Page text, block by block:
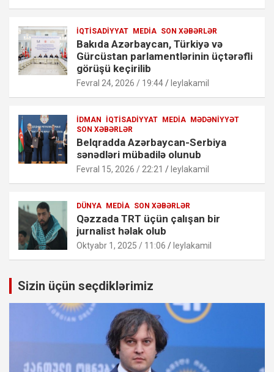
İQTISADIYYAT MEDIA SON XƏBƏRLƏR
Bakıda Azərbaycan, Türkiyə və
Gürcüstan parlamentlərinin üçtərəfli
görüşü keçirilib
Fevral 24, 2026 / 19:44 leylakamil
İDMAN İQTISADIYYAT MEDIA MƏDƏNIYYƏT
SON XƏBƏRLƏR
Belqradda Azərbaycan-Serbiya
sənədləri mübadilə olunub
Fevral 15, 2026 / 22:21 leylakamil
DÜNYA MEDIA SON XƏBƏRLƏR
Qəzzada TRT üçün çalışan bir
jurnalist həlak olub
Oktyabr 1, 2025 / 11:06 leylakamil
Sizin üçün seçdiklərimiz